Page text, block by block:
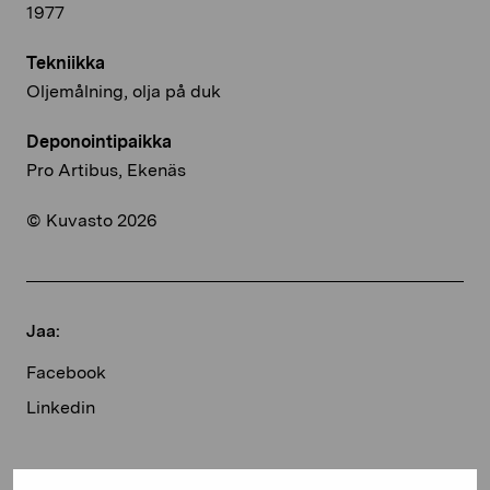
1977
Tekniikka
Oljemålning, olja på duk
Deponointipaikka
Pro Artibus, Ekenäs
© Kuvasto 2026
Jaa:
Facebook
Linkedin